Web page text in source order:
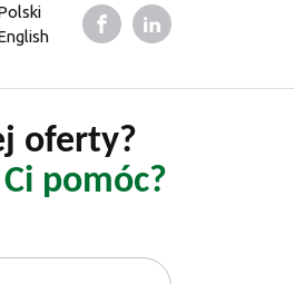
oferty?
pomóc?